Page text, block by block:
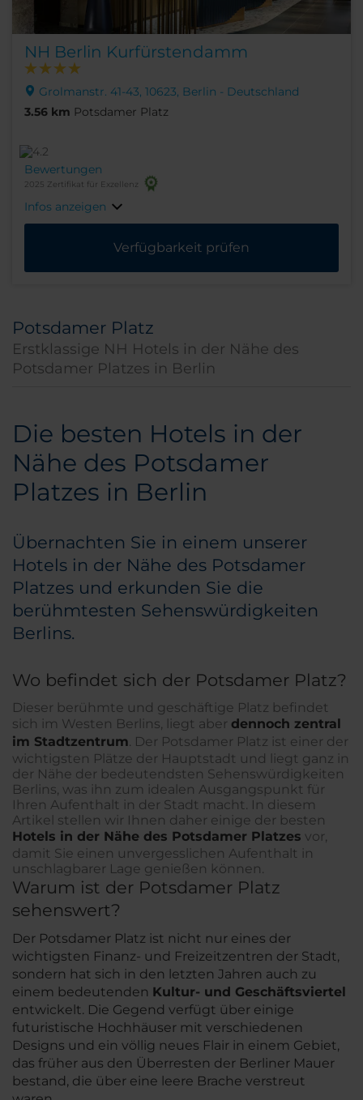
NH Berlin Kurfürstendamm
Grolmanstr. 41-43, 10623, Berlin - Deutschland
3.56 km Potsdamer Platz
Bewertungen
2025 Zertifikat für Exzellenz
Infos anzeigen
Verfügbarkeit prüfen
Potsdamer Platz
Erstklassige NH Hotels in der Nähe des
Potsdamer Platzes in Berlin
Die besten Hotels in der
Nähe des Potsdamer
Platzes in Berlin
Übernachten Sie in einem unserer
Hotels in der Nähe des Potsdamer
Platzes und erkunden Sie die
berühmtesten Sehenswürdigkeiten
Berlins.
Wo befindet sich der Potsdamer Platz?
Dieser berühmte und geschäftige Platz befindet
sich im Westen Berlins, liegt aber dennoch zentral
im Stadtzentrum . Der Potsdamer Platz ist einer der
wichtigsten Plätze der Hauptstadt und liegt ganz in
der Nähe der bedeutendsten Sehenswürdigkeiten
Berlins, was ihn zum idealen Ausgangspunkt für
Ihren Aufenthalt in der Stadt macht. In diesem
Artikel stellen wir Ihnen daher einige der besten
Hotels in der Nähe des Potsdamer Platzes vor,
damit Sie einen unvergesslichen Aufenthalt in
unschlagbarer Lage genießen können.
Warum ist der Potsdamer Platz
sehenswert?
Der Potsdamer Platz ist nicht nur eines der
wichtigsten Finanz- und Freizeitzentren der Stadt,
sondern hat sich in den letzten Jahren auch zu
einem bedeutenden Kultur- und Geschäftsviertel
entwickelt. Die Gegend verfügt über einige
futuristische Hochhäuser mit verschiedenen
Designs und ein völlig neues Flair in einem Gebiet,
das früher aus den Überresten der Berliner Mauer
bestand, die über eine leere Brache verstreut